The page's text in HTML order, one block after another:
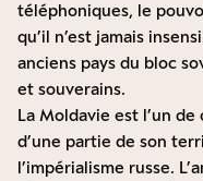
téléphoniques, le
qu’il n’est jamais
anciens pays du bloc
et souverains.
La Moldavie est l’un de
d’une partie de son
l’impérialisme russe.